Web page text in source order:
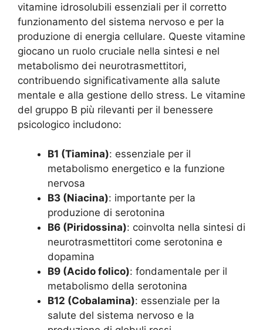
vitamine idrosolubili essenziali per il corretto
funzionamento del sistema nervoso e per la
produzione di energia cellulare. Queste vitamine
giocano un ruolo cruciale nella sintesi e nel
metabolismo dei neurotrasmettitori,
contribuendo significativamente alla salute
mentale e alla gestione dello stress. Le vitamine
del gruppo B più rilevanti per il benessere
psicologico includono:
B1 (Tiamina): essenziale per il
metabolismo energetico e la funzione
nervosa
B3 (Niacina): importante per la
produzione di serotonina
B6 (Piridossina): coinvolta nella sintesi di
neurotrasmettitori come serotonina e
dopamina
B9 (Acido folico): fondamentale per il
metabolismo della serotonina
B12 (Cobalamina): essenziale per la
salute del sistema nervoso e la